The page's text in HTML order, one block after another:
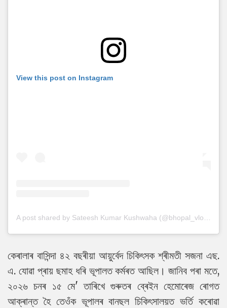
View this post on Instagram
কেৰালাৰ বাসিন্দা ৪২ বছৰীয়া আয়ুৰ্বেদ চিকিৎসক শ্ৰীমতী সজনা এছ.
এ. যোৱা প্ৰায় ছমাহ ধৰি ভূপালত কৰ্মৰত আছিল। জানিব পৰা মতে,
২০২৬ চনৰ ১৫ মে' তাৰিখে গুৰুতৰ ব্ৰেইন হেমোৰেজ ৰোগত
আক্ৰান্ত হৈ তেওঁক ভূপালৰ বানছল চিকিৎসালয়ত ভৰ্তি কৰোৱা